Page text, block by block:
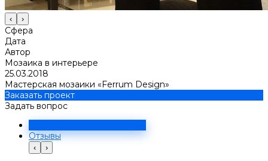
‹ ›
Сфера
Дата
Автор
Мозаика в интерьере
25.03.2018
Мастерская мозаики «Ferrum Design»
Заказать проект
Задать вопрос
Отзывы
‹ ›